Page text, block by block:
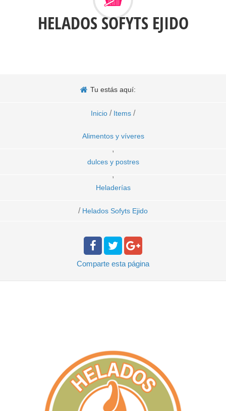
HELADOS SOFYTS EJIDO
Tu estás aquí:
Inicio / Items /
Alimentos y víveres
,
dulces y postres
,
Heladerías
/ Helados Sofyts Ejido
Comparte esta página